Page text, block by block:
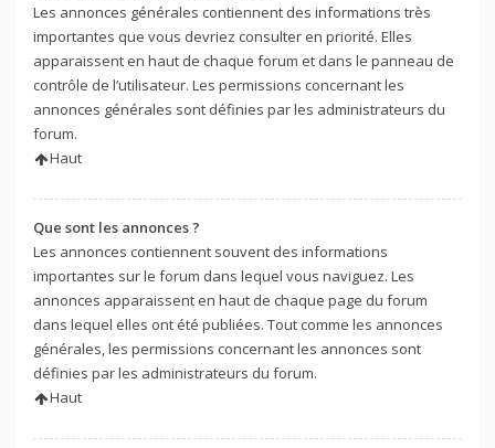
Les annonces générales contiennent des informations très
importantes que vous devriez consulter en priorité. Elles
apparaissent en haut de chaque forum et dans le panneau de
contrôle de l’utilisateur. Les permissions concernant les
annonces générales sont définies par les administrateurs du
forum.
Haut
Que sont les annonces ?
Les annonces contiennent souvent des informations
importantes sur le forum dans lequel vous naviguez. Les
annonces apparaissent en haut de chaque page du forum
dans lequel elles ont été publiées. Tout comme les annonces
générales, les permissions concernant les annonces sont
définies par les administrateurs du forum.
Haut